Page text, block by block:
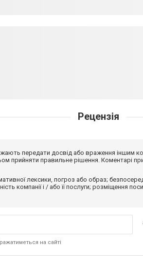
Рецензія
передати досвід або враження іншим
прийняти правильне рішення. Коментарі
лексики, погроз або образ;
компанії і / або її послуги; розміщення
на сайті